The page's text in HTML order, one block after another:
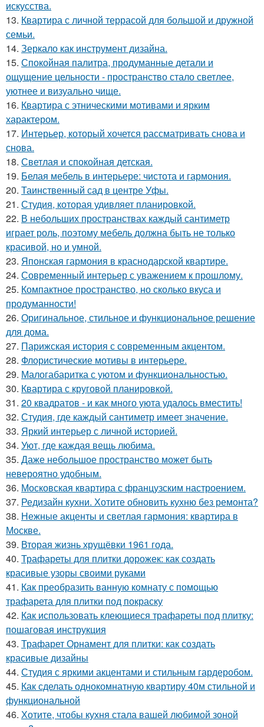
искусства.
13. Квартира с личной террасой для большой и дружной
семьи.
14. Зеркало как инструмент дизайна.
15. Спокойная палитра, продуманные детали и
ощущение цельности - пространство стало светлее,
уютнее и визуально чище.
16. Квартира с этническими мотивами и ярким
характером.
17. Интерьер, который хочется рассматривать снова и
снова.
18. Светлая и спокойная детская.
19. Белая мебель в интерьере: чистота и гармония.
20. Таинственный сад в центре Уфы.
21. Студия, которая удивляет планировкой.
22. В небольших пространствах каждый сантиметр
играет роль, поэтому мебель должна быть не только
красивой, но и умной.
23. Японская гармония в краснодарской квартире.
24. Современный интерьер с уважением к прошлому.
25. Компактное пространство, но сколько вкуса и
продуманности!
26. Оригинальное, стильное и функциональное решение
для дома.
27. Парижская история с современным акцентом.
28. Флористические мотивы в интерьере.
29. Малогабаритка с уютом и функциональностью.
30. Квартира с круговой планировкой.
31. 20 квадратов - и как много уюта удалось вместить!
32. Студия, где каждый сантиметр имеет значение.
33. Яркий интерьер с личной историей.
34. Уют, где каждая вещь любима.
35. Даже небольшое пространство может быть
невероятно удобным.
36. Московская квартира с французским настроением.
37. Редизайн кухни. Хотите обновить кухню без ремонта?
38. Нежные акценты и светлая гармония: квартира в
Москве.
39. Вторая жизнь хрущёвки 1961 года.
40. Трафареты для плитки дорожек: как создать
красивые узоры своими руками
41. Как преобразить ванную комнату с помощью
трафарета для плитки под покраску
42. Как использовать клеющиеся трафареты под плитку:
пошаговая инструкция
43. Трафарет Орнамент для плитки: как создать
красивые дизайны
44. Студия с яркими акцентами и стильным гардеробом.
45. Как сделать однокомнатную квартиру 40м стильной и
функциональной
46. Хотите, чтобы кухня стала вашей любимой зоной